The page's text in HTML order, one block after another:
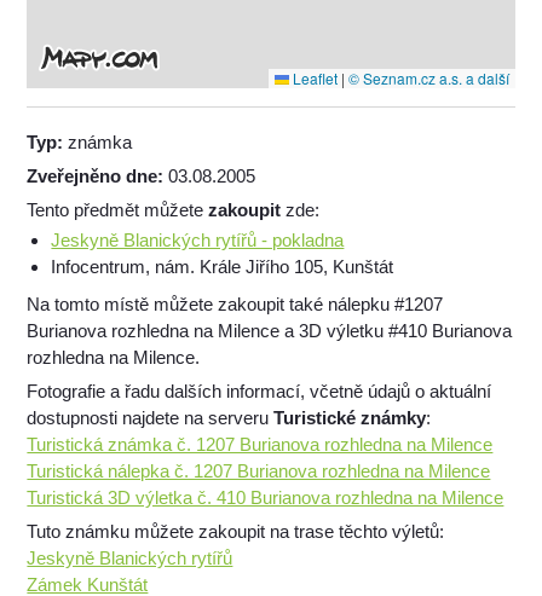
Leaflet | © Seznam.cz a.s. a další
Typ:známka
Zveřejněno dne:03.08.2005
Tento předmět můžetezakoupit zde:
Jeskyně Blanických rytířů - pokladna
Infocentrum, nám. Krále Jiřího 105, Kunštát
Na tomto místě můžete zakoupit také nálepku #1207
Burianova rozhledna na Milence a 3D výletku #410 Burianova
rozhledna na Milence.
Fotografie a řadu dalších informací, včetně údajů o aktuální
dostupnosti najdete na serveruTuristické známky:
Turistická známka č. 1207 Burianova rozhledna na Milence
Turistická nálepka č. 1207 Burianova rozhledna na Milence
Turistická 3D výletka č. 410 Burianova rozhledna na Milence
Tuto známku můžete zakoupit na trase těchto výletů:
Jeskyně Blanických rytířů
Zámek Kunštát